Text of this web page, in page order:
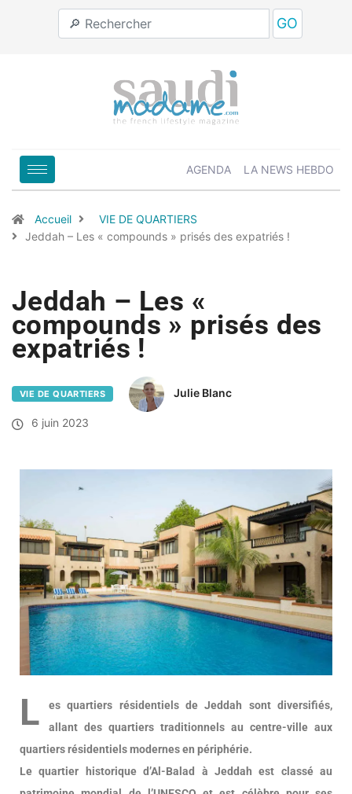
GO
AGENDA LA NEWS HEBDO
Accueil
VIE DE QUARTIERS
Jeddah – Les « compounds » prisés des expatriés !
Jeddah – Les «
compounds » prisés des
expatriés !
VIE DE QUARTIERS Julie Blanc
6 juin 2023
L
es quartiers résidentiels de Jeddah sont diversifiés,
allant des quartiers traditionnels au centre-ville aux
quartiers résidentiels modernes en périphérie.
Le quartier historique d’Al-Balad à Jeddah est classé au